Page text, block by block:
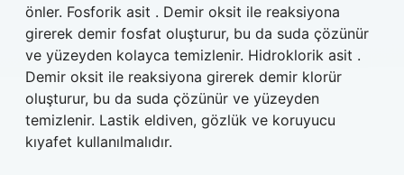
önler. Fosforik asit . Demir oksit ile reaksiyona
girerek demir fosfat oluşturur, bu da suda çözünür
ve yüzeyden kolayca temizlenir. Hidroklorik asit .
Demir oksit ile reaksiyona girerek demir klorür
oluşturur, bu da suda çözünür ve yüzeyden
temizlenir. Lastik eldiven, gözlük ve koruyucu
kıyafet kullanılmalıdır.